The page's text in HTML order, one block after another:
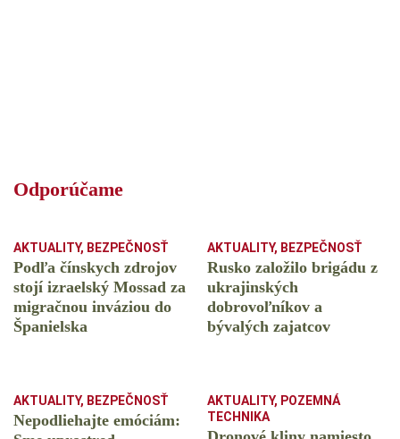
Odporúčame
AKTUALITY, BEZPEČNOSŤ
Podľa čínskych zdrojov
stojí izraelský Mossad za
migračnou inváziou do
Španielska
AKTUALITY, BEZPEČNOSŤ
Rusko založilo brigádu z
ukrajinských
dobrovoľníkov a
bývalých zajatcov
AKTUALITY, BEZPEČNOSŤ
Nepodliehajte emóciám:
AKTUALITY, POZEMNÁ
TECHNIKA